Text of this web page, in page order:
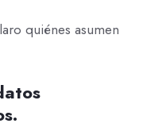
quiénes asumen